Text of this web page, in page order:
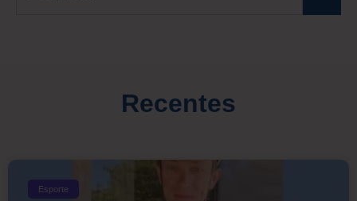
Recentes
Esporte